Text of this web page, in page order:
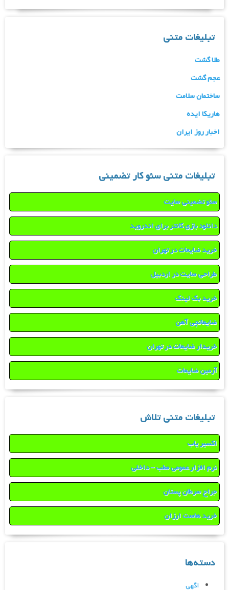
تبلیغات متنی
طلا گشت
عجم گشت
ساختمان سلامت
هاریکا ایده
اخبار روز ایران
تبلیغات متنی سئو کار تضمینی
سئو تضمینی سایت
دانلود بازی کانتر برای اندروید
خرید ضایعات در تهران
طراحی سایت در اردبیل
خرید بک لینک
ضایعاتچی آهن
خریدار ضایعات در تهران
آرمین ضایعات
تبلیغات متنی تلاش
اکسیر یاب
نرم افزار عمومی مطب – داخلی
جراح سرطان پستان
خرید هاست ارزان
دسته‌ها
اگهی